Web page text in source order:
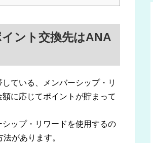
ント交換先はANA
ている、メンバーシップ・リ
に応じてポイントが貯まって
ップ・リワードを使用するの
があります。